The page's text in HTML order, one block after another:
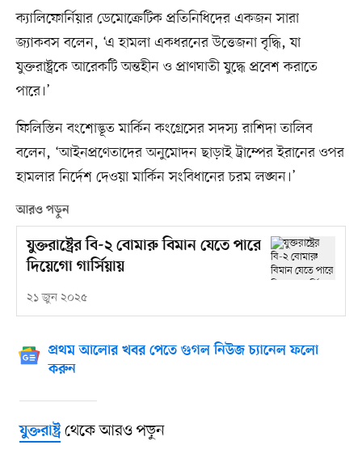
ক্যালিফোর্নিয়ার ডেমোক্রেটিক প্রতিনিধিদের একজন সারা
জ্যাকবস বলেন, ‘এ হামলা একধরনের উত্তেজনা বৃদ্ধি, যা
যুক্তরাষ্ট্রকে আরেকটি অন্তহীন ও প্রাণঘাতী যুদ্ধে প্রবেশ করাতে
পারে।’
ফিলিস্তিন বংশোদ্ভূত মার্কিন কংগ্রেসের সদস্য রাশিদা তালিব
বলেন, ‘আইনপ্রণেতাদের অনুমোদন ছাড়াই ট্রাম্পের ইরানের ওপর
হামলার নির্দেশ দেওয়া মার্কিন সংবিধানের চরম লঙ্ঘন।’
আরও পড়ুন
যুক্তরাষ্ট্রের বি-২ বোমারু বিমান যেতে পারে
দিয়েগো গার্সিয়ায়
২১ জুন ২০২৫
প্রথম আলোর খবর পেতে গুগল নিউজ চ্যানেল ফলো
করুন
যুক্তরাষ্ট্রথেকে আরও পড়ুন